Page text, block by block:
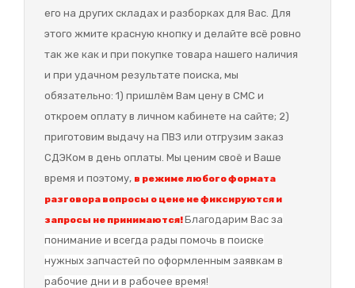
его на других складах и разборках для Вас. Для
этого жмите красную кнопку и делайте всё ровно
так же как и при покупке товара нашего наличия
и при удачном результате поиска, мы
обязательно: 1) пришлём Вам цену в СМС и
откроем оплату в личном кабинете на сайте; 2)
приготовим выдачу на ПВЗ или отгрузим заказ
СДЭКом в день оплаты. Мы ценим своё и Ваше
время и поэтому, в режиме любого формата
разговора вопросы о цене не фиксируются и
запросы не принимаются!Благодарим Вас за
понимание и всегда рады помочь в поиске
нужных запчастей по оформленным заявкам в
рабочие дни и в рабочее время!